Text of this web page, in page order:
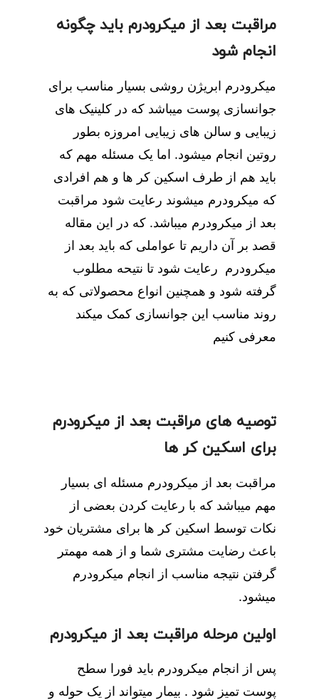
مراقبت بعد از میکرودرم باید چگونه
انجام شود
میکرودرم ابریژن روشی بسیار مناسب برای
جوانسازی پوست میباشد که در کلینیک های
زیبایی و سالن های زیبایی امروزه بطور
روتین انجام میشود. اما یک مسئله مهم که
باید هم از طرف اسکین کر ها و هم افرادی
که میکرودرم میشوند رعایت شود مراقبت
بعد از میکرودرم میباشد. که در این مقاله
قصد بر آن داریم تا عواملی که باید بعد از
میکرودرم رعایت شود تا نتیحه مطلوب
گرفته شود و همچنین انواع محصولاتی که به
روند مناسب این جوانسازی کمک میکند
معرفی کنیم
توصیه های مراقبت بعد از میکرودرم
برای اسکین کر ها
مراقبت بعد از میکرودرم مسئله ای بسیار
مهم میباشد که با رعایت کردن بعضی از
نکات توسط اسکین کر ها برای مشتریان خود
باعث رضایت مشتری شما و از همه مهمتر
گرفتن نتیجه مناسب از انجام میکرودرم
میشود.
اولین مرحله مراقبت بعد از میکرودرم
پس از انجام میکرودرم باید فورا سطح
پوست تمیز شود . بیمار میتواند از یک حوله و